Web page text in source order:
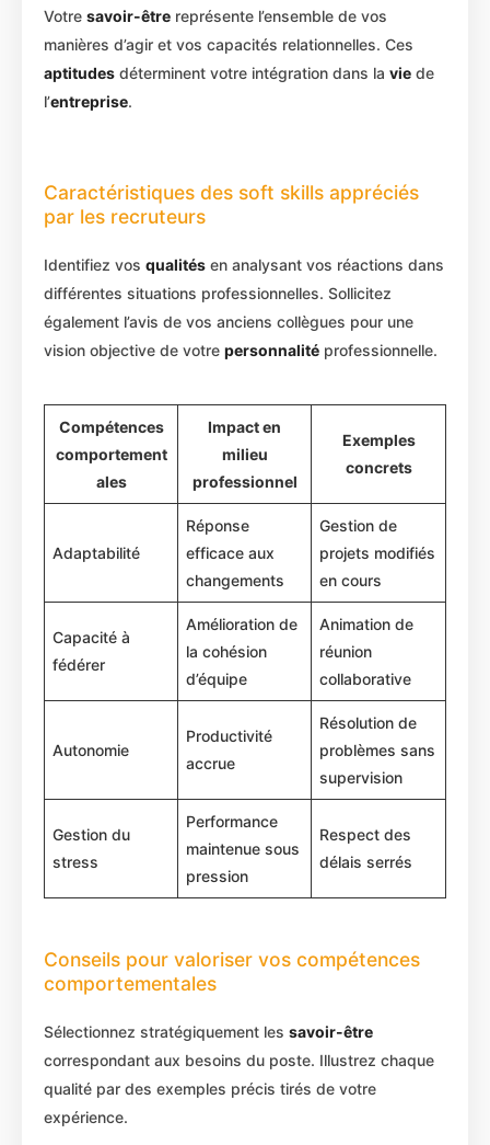
Votre savoir-être représente l’ensemble de vos
manières d’agir et vos capacités relationnelles. Ces
aptitudes déterminent votre intégration dans la vie de
l’entreprise.
Caractéristiques des soft skills appréciés
par les recruteurs
Identifiez vos qualités en analysant vos réactions dans
différentes situations professionnelles. Sollicitez
également l’avis de vos anciens collègues pour une
vision objective de votre personnalité professionnelle.
Compétences
comportement
ales
Impact en
milieu
professionnel
Exemples
concrets
Adaptabilité
Réponse
efficace aux
changements
Gestion de
projets modifiés
en cours
Capacité à
fédérer
Amélioration de
la cohésion
d’équipe
Animation de
réunion
collaborative
Autonomie
Productivité
accrue
Résolution de
problèmes sans
supervision
Gestion du
stress
Performance
maintenue sous
pression
Respect des
délais serrés
Conseils pour valoriser vos compétences
comportementales
Sélectionnez stratégiquement les savoir-être
correspondant aux besoins du poste. Illustrez chaque
qualité par des exemples précis tirés de votre
expérience.